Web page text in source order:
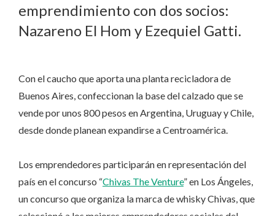
emprendimiento con dos socios:
Nazareno El Hom y Ezequiel Gatti.
Con el caucho que aporta una planta recicladora de
Buenos Aires, confeccionan la base del calzado que se
vende por unos 800 pesos en Argentina, Uruguay y Chile,
desde donde planean expandirse a Centroamérica.
Los emprendedores participarán en representación del
país en el concurso “Chivas The Venture” en Los Ángeles,
un concurso que organiza la marca de whisky Chivas, que